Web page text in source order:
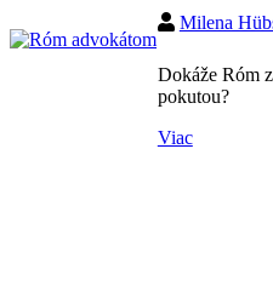
Milena
Dokáže Róm
pokutou?
Viac